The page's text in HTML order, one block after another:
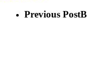
Previous Post